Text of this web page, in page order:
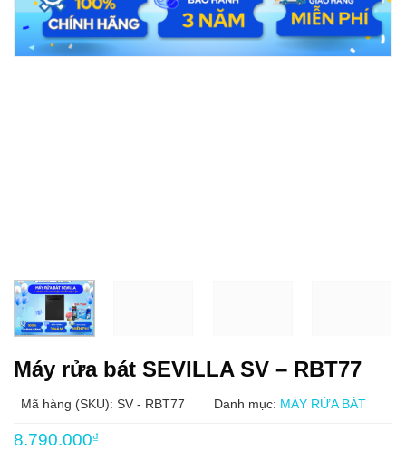
Máy rửa bát SEVILLA SV – RBT77
Mã hàng (SKU): SV - RBT77 Danh mục: MÁY RỬA BÁT
8.790.000₫